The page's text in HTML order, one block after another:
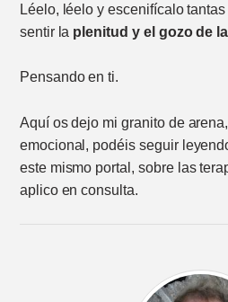
Léelo, léelo y escenifícalo
sentir la plenitud y el gozo de
Pensando en ti.
Aquí os dejo mi granito de
emocional, podéis seguir
este mismo portal, sobre las
aplico en consulta.